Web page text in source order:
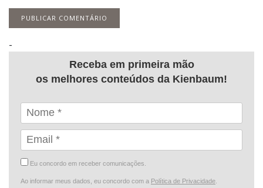
-
Receba em primeira mão
os melhores conteúdos da Kienbaum!
Eu concordo em receber comunicações.
Ao informar meus dados, eu concordo com a Política de Privacidade